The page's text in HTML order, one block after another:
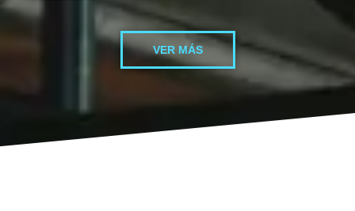
VER MÁS